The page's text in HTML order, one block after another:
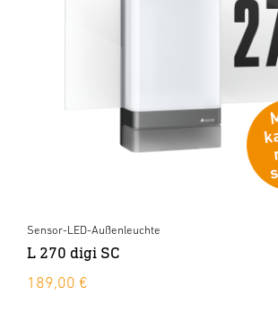
Sensor-LED-Außenleuchte
L 270 digi SC
189,00 €